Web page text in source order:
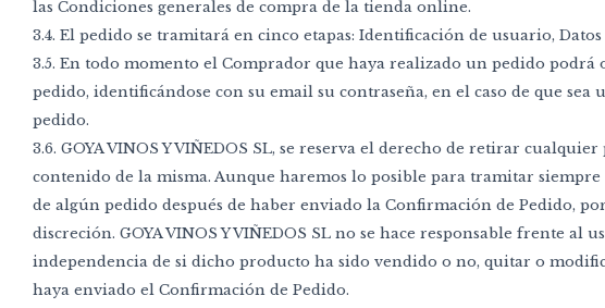
las Condiciones generales de compra de la tienda online.
3.4. El pedido se tramitará en cinco etapas: Identificación de usuario,
3.5. En todo momento el Comprador que haya realizado un pedido
pedido, identificándose con su email su contraseña, en el caso de que
pedido.
3.6. GOYA VINOS Y VIÑEDOS SL, se reserva el derecho de retirar
contenido de la misma. Aunque haremos lo posible para tramitar
de algún pedido después de haber enviado la Confirmación de Pedido,
discreción. GOYA VINOS Y VIÑEDOS SL no se hace responsable frente
independencia de si dicho producto ha sido vendido o no, quitar o
haya enviado el Confirmación de Pedido.